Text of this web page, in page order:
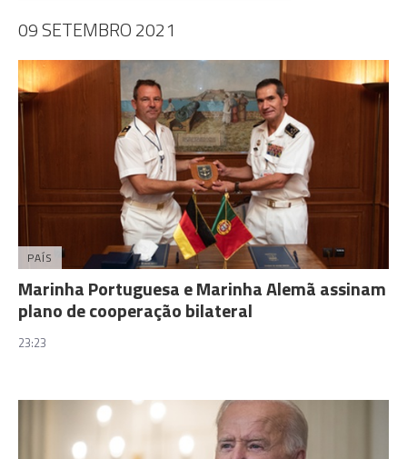
09 SETEMBRO 2021
PAÍS
Marinha Portuguesa e Marinha Alemã assinam
plano de cooperação bilateral
23:23